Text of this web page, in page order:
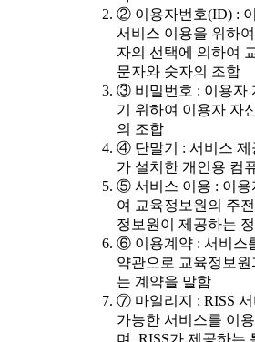
② 이용자번호(ID) :
서비스 이용을 위하
자의 선택에 의하여
문자와 숫자의 조합
③ 비밀번호 : 이용자
기 위하여 이용자 자
의 조합
④ 단말기 : 서비스 제
가 설치한 개인용 컴
⑤ 서비스 이용 : 이용
여 교육정보원의 주
정보원이 제공하는
⑥ 이용계약 : 서비스
약관으로 교육정보
는 계약을 말함
⑦ 마일리지 : RISS
가능한 서비스를 이